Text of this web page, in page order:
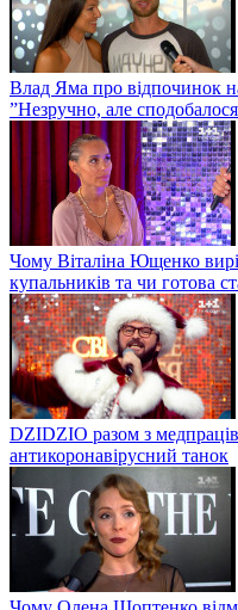
Влад Яма про відпочинок
”Незручно, але
Чому Віталіна Ющенко
купальників та чи готова
DZIDZIO разом з
антикоронавірусний танок